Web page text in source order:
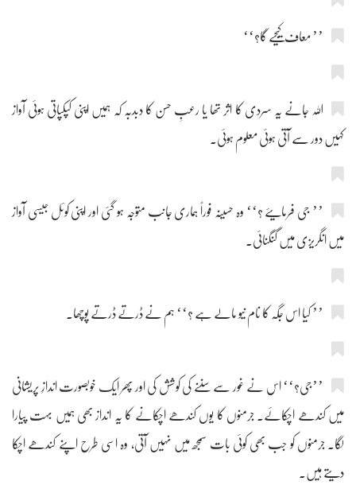
’’ معاف کیجیے گا؟‘‘
اللہ جانے یہ سردی کا اثر تھا یا رعبِ حسن کا دبدبہ کہ ہمیں اپنی کپکپاتی ہوئی آواز
کہیں دور سے آتی ہوئی معلوم ہوئی۔
’’ جی فرمایئے ؟‘‘ وہ حسینہ فوراً ہماری جانب متوجہ ہو گئی اور اپنی کوئل جیسی آواز
میں انگریزی میں گنگنائی۔
’’ کیا اس جگہ کا نام نیو مالے ہے ؟‘‘ ہم نے ڈرتے ڈرتے پوچھا۔
’’جی؟‘‘ اس نے غور سے سننے کی کوشش کی اور پھر ایک خوبصورت اندازِ پریشانی
میں کندھے اچکائے۔ جرمنوں کا یوں کندھے اچکانے کا یہ انداز بھی ہمیں بہت پیارا
لگا۔ جرمنوں کو جب بھی کوئی بات سمجھ میں نہیں آتی، وہ اسی طرح اپنے کندھے اچکا
دیتے ہیں۔